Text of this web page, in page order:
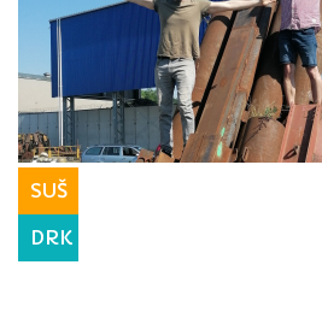
SUŠ
DRK